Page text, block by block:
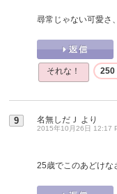
尋常じゃない可愛さ
それな！ 250
9 名無しだＪ より
2015年10月26日 12:17
25歳でこのあどけな